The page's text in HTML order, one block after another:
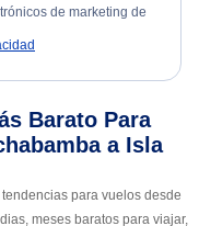
de marketing de
Barato Para
a Isla
para vuelos desde
meses baratos para viajar,